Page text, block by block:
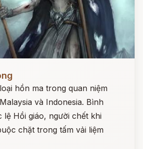
hồn ma trong quan niệm
và Indonesia. Bình
lệ Hồi giáo, người chết khi
chặt trong tấm vải liệm